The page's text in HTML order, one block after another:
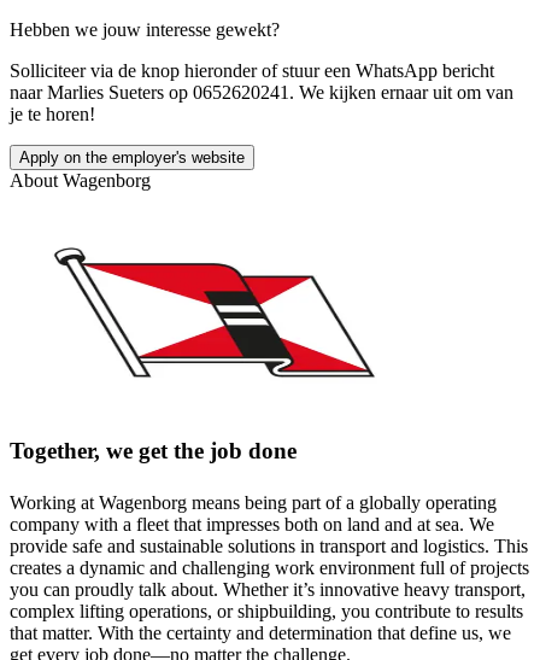
Hebben we jouw interesse gewekt?
Solliciteer via de knop hieronder of stuur een WhatsApp bericht
naar Marlies Sueters op 0652620241. We kijken ernaar uit om van
je te horen!
Apply on the employer's website
About Wagenborg
Together, we get the job done
Working at Wagenborg means being part of a globally operating
company with a fleet that impresses both on land and at sea. We
provide safe and sustainable solutions in transport and logistics. This
creates a dynamic and challenging work environment full of projects
you can proudly talk about. Whether it’s innovative heavy transport,
complex lifting operations, or shipbuilding, you contribute to results
that matter. With the certainty and determination that define us, we
get every job done—no matter the challenge.